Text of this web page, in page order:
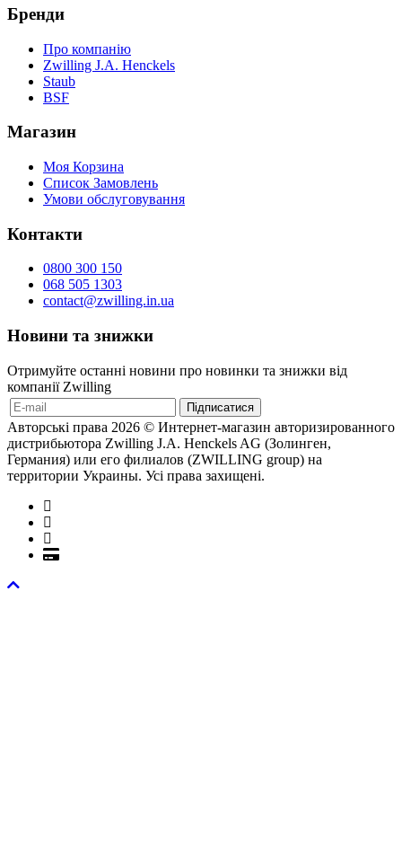
Бренди
Про компанію
Zwilling J.A. Henckels
Staub
BSF
Магазин
Моя Корзина
Список Замовлень
Умови обслуговування
Контакти
0800 300 150
068 505 1303
contact@zwilling.in.ua
Новини та знижки
Отримуйте останні новини про новинки та знижки від
компанії Zwilling
Авторські права 2026 © Интернет-магазин авторизированного
дистрибьютора Zwilling J.A. Henckels AG (Золинген,
Германия) или его филиалов (ZWILLING group) на
территории Украины. Усі права захищені.